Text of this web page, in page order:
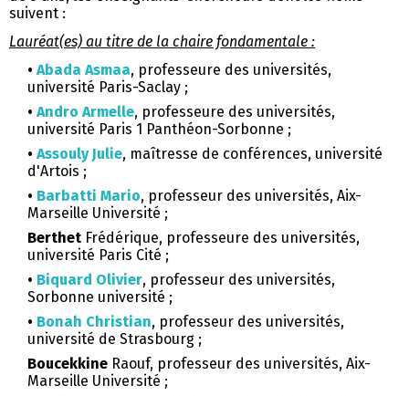
suivent :
Lauréat(es) au titre de la chaire fondamentale :
• Abada Asmaa, professeure des universités,
université Paris-Saclay ;
• Andro Armelle, professeure des universités,
université Paris 1 Panthéon-Sorbonne ;
• Assouly Julie, maîtresse de conférences, université
d'Artois ;
• Barbatti Mario, professeur des universités, Aix-
Marseille Université ;
Berthet Frédérique, professeure des universités,
université Paris Cité ;
• Biquard Olivier, professeur des universités,
Sorbonne université ;
• Bonah Christian, professeur des universités,
université de Strasbourg ;
Boucekkine Raouf, professeur des universités, Aix-
Marseille Université ;